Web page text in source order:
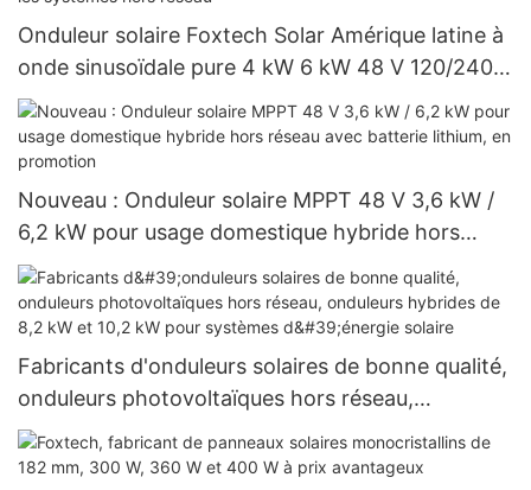
Onduleur solaire Foxtech Solar Amérique latine à
onde sinusoïdale pure 4 kW 6 kW 48 V 120/240
V, prix de gros pour les systèmes hors réseau
Nouveau : Onduleur solaire MPPT 48 V 3,6 kW /
6,2 kW pour usage domestique hybride hors
réseau avec batterie lithium, en promotion
Fabricants d'onduleurs solaires de bonne qualité,
onduleurs photovoltaïques hors réseau,
onduleurs hybrides de 8,2 kW et 10,2 kW pour
systèmes d'énergie solaire